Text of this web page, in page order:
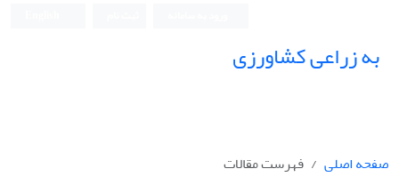
به زراعی کشاورزی
صفحه اصلی
فهرست مقالات